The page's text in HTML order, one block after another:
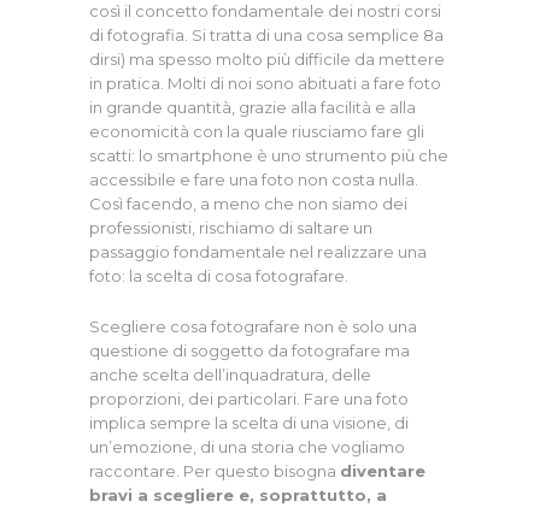
così il concetto fondamentale dei nostri corsi
di fotografia. Si tratta di una cosa semplice 8a
dirsi) ma spesso molto più difficile da mettere
in pratica. Molti di noi sono abituati a fare foto
in grande quantità, grazie alla facilità e alla
economicità con la quale riusciamo fare gli
scatti: lo smartphone è uno strumento più che
accessibile e fare una foto non costa nulla.
Così facendo, a meno che non siamo dei
professionisti, rischiamo di saltare un
passaggio fondamentale nel realizzare una
foto: la scelta di cosa fotografare.
Scegliere cosa fotografare non è solo una
questione di soggetto da fotografare ma
anche scelta dell’inquadratura, delle
proporzioni, dei particolari. Fare una foto
implica sempre la scelta di una visione, di
un’emozione, di una storia che vogliamo
raccontare. Per questo bisogna diventare
bravi a scegliere e, soprattutto, a